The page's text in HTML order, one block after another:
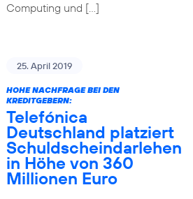
Computing und […]
25. April 2019
HOHE NACHFRAGE BEI DEN
KREDITGEBERN:
Telefónica
Deutschland platziert
Schuldscheindarlehen
in Höhe von 360
Millionen Euro